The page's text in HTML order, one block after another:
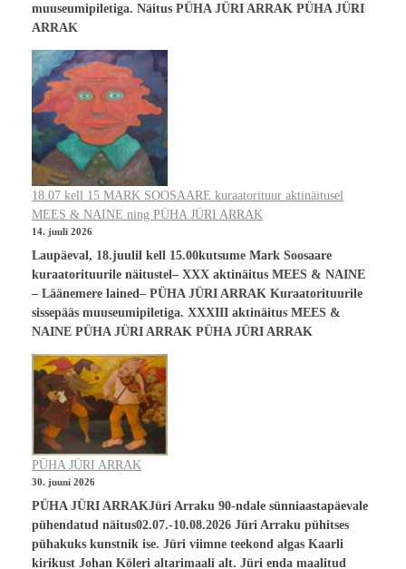
muuseumipiletiga. Näitus PÜHA JÜRI ARRAK PÜHA JÜRI
ARRAK
18.07 kell 15 MARK SOOSAARE kuraatorituur aktinäitusel
MEES & NAINE ning PÜHA JÜRI ARRAK
14. juuli 2026
Laupäeval, 18.juulil kell 15.00kutsume Mark Soosaare
kuraatorituurile näitustel– XXX aktinäitus MEES & NAINE
– Läänemere lained– PÜHA JÜRI ARRAK Kuraatorituurile
sissepääs muuseumipiletiga. XXXIII aktinäitus MEES &
NAINE PÜHA JÜRI ARRAK PÜHA JÜRI ARRAK
PÜHA JÜRI ARRAK
30. juuni 2026
PÜHA JÜRI ARRAKJüri Arraku 90-ndale sünniaastapäevale
pühendatud näitus02.07.-10.08.2026 Jüri Arraku pühitses
pühakuks kunstnik ise. Jüri viimne teekond algas Kaarli
kirikust Johan Köleri altarimaali alt. Jüri enda maalitud